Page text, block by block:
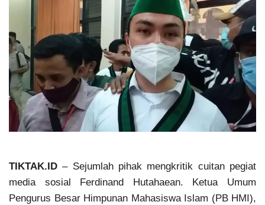
TIKTAK.ID – Sejumlah pihak mengkritik cuitan pegiat
media sosial Ferdinand Hutahaean. Ketua Umum
Pengurus Besar Himpunan Mahasiswa Islam (PB HMI),